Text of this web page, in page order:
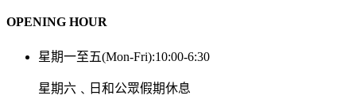
OPENING HOUR
星期一至五(Mon-Fri):10:00-6:30
星期六﹑日和公眾假期休息